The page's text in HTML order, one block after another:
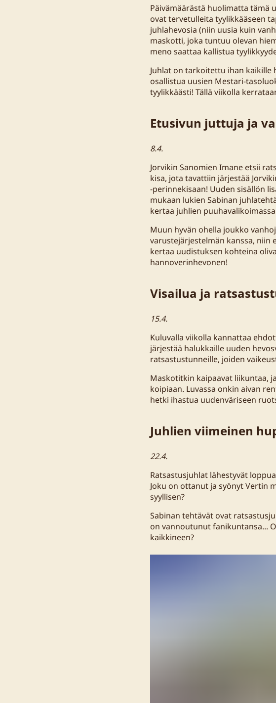
Päivämäärästä huolimatta tämä
ovat tervetulleita tyylikkääseen
juhlahevosia (niin uusia kuin
maskotti, joka tuntuu olevan
meno saattaa kallistua
Juhlat on tarkoitettu ihan kaikille
osallistua uusien Mestari-
tyylikkäästi! Tällä viikolla
Etusivun juttuja ja
8.4.
Jorvikin Sanomien Imane etsii
kisa, jota tavattiin järjestää
-perinnekisaan! Uuden sisällön
mukaan lukien Sabinan
kertaa juhlien
Muun hyvän ohella joukko
varustejärjestelmän kanssa, niin
kertaa uudistuksen kohteina
hannoverinhevonen!
Visailua ja
15.4.
Kuluvalla viikolla kannattaa
järjestää halukkaille uuden
ratsastustunneille, joiden
Maskotitkin kaipaavat liikuntaa,
koipiaan. Luvassa onkin aivan
hetki ihastua uudenväriseen
Juhlien viimeinen
22.4.
Ratsastusjuhlat lähestyvät
Joku on ottanut ja syönyt Vertin
syyllisen?
Sabinan tehtävät ovat
on vannoutunut fanikuntansa...
kaikkineen?